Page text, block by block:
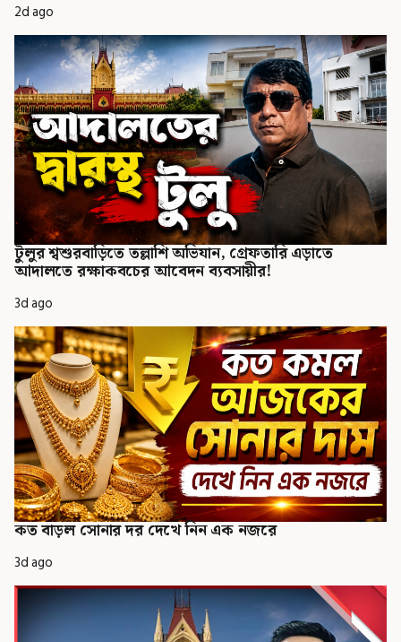
2d ago
টুলুর শ্বশুরবাড়িতে তল্লাশি অভিযান, গ্রেফতারি এড়াতে
আদালতে রক্ষাকবচের আবেদন ব্যবসায়ীর!
3d ago
কত বাড়ল সোনার দর দেখে নিন এক নজরে
3d ago